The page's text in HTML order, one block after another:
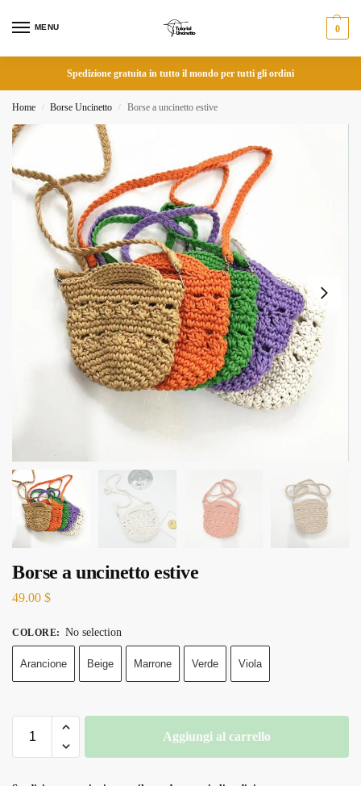
MENU 0
Spedizione gratuita in tutto il mondo per tutti gli ordini
Home / Borse Uncinetto / Borse a uncinetto estive
Borse a uncinetto estive
49.00 $
COLORE: No selection
Arancione Beige Marrone Verde Viola
Aggiungi al carrello